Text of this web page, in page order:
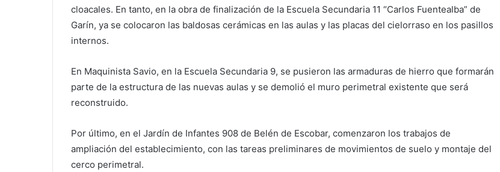
cloacales. En tanto, en la obra de finalización de la Escuela Secundaria 11 “Carlos Fuentealba” de
Garín, ya se colocaron las baldosas cerámicas en las aulas y las placas del cielorraso en los pasillos
internos.
En Maquinista Savio, en la Escuela Secundaria 9, se pusieron las armaduras de hierro que formarán
parte de la estructura de las nuevas aulas y se demolió el muro perimetral existente que será
reconstruido.
Por último, en el Jardín de Infantes 908 de Belén de Escobar, comenzaron los trabajos de
ampliación del establecimiento, con las tareas preliminares de movimientos de suelo y montaje del
cerco perimetral.